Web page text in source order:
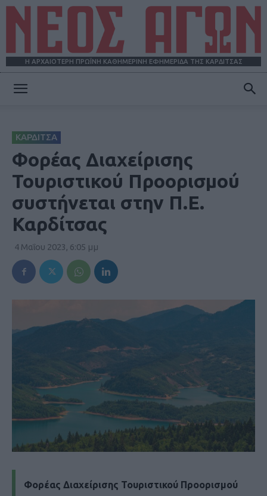
Η ΑΡΧΑΙΟΤΕΡΗ ΠΡΩΪΝΗ ΚΑΘΗΜΕΡΙΝΗ ΕΦΗΜΕΡΙΔΑ ΤΗΣ ΚΑΡΔΙΤΣΑΣ
ΚΑΡΔΙΤΣΑ
Φορέας Διαχείρισης
Τουριστικού Προορισμού
συστήνεται στην Π.Ε.
Καρδίτσας
4 Μαΐου 2023, 6:05 μμ
Φορέας Διαχείρισης Τουριστικού Προορισμού